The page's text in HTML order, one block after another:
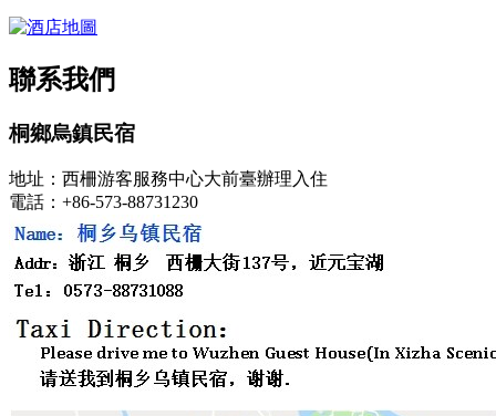
聯系我們
桐鄉烏鎮民宿
地址：西柵游客服務中心大前臺辦理入住
電話：+86-573-88731230